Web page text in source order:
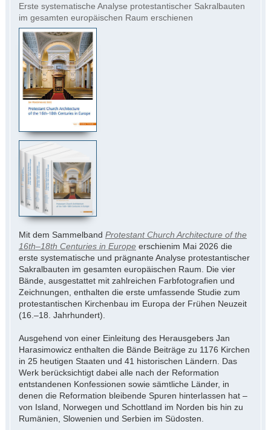
Erste systematische Analyse protestantischer Sakralbauten
im gesamten europäischen Raum erschienen
Mit dem Sammelband Protestant Church Architecture of the
16th–18th Centuries in Europeerschienim Mai 2026 die
erste systematische und prägnante Analyse protestantischer
Sakralbauten im gesamten europäischen Raum. Die vier
Bände, ausgestattet mit zahlreichen Farbfotografien und
Zeichnungen, enthalten die erste umfassende Studie zum
protestantischen Kirchenbau im Europa der Frühen Neuzeit
(16.–18. Jahrhundert).
Ausgehend von einer Einleitung des Herausgebers Jan
Harasimowicz enthalten die Bände Beiträge zu 1176 Kirchen
in 25 heutigen Staaten und 41 historischen Ländern. Das
Werk berücksichtigt dabei alle nach der Reformation
entstandenen Konfessionen sowie sämtliche Länder, in
denen die Reformation bleibende Spuren hinterlassen hat –
von Island, Norwegen und Schottland im Norden bis hin zu
Rumänien, Slowenien und Serbien im Südosten.